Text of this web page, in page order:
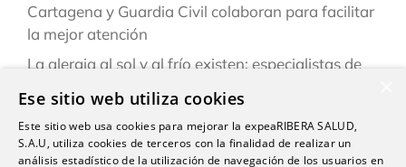
Cartagena y Guardia Civil colaboran para facilitar
la mejor atención
La alergia al sol y al frío existen: especialistas de
este verano
“Una persona puede estar infestada y contagiar a
otras durante semanas antes de darse cuenta de
Ese sitio web utiliza cookies
Este sitio web usa cookies para mejorar la expeaRIBERA SALUD,
S.A.U, utiliza cookies de terceros con la finalidad de realizar un
análisis estadístico de la utilización de navegación de los usuarios en